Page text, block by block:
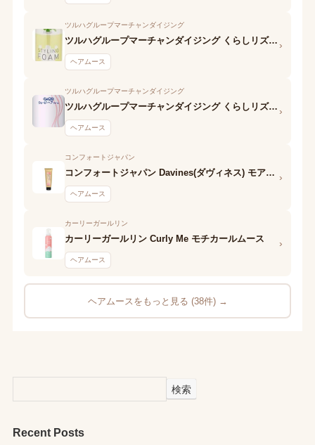
ツルハグループマーチャンダイジング
ツルハグループマーチャンダイジング くらしリズム スタイリングフォーム 泡ワックス
ヘアムース
›
ツルハグループマーチャンダイジング
ツルハグループマーチャンダイジング くらしリズム スタイリングフォーム くっきりウェーブ
ヘアムース
›
コンフォートジャパン
コンフォートジャパン Davines(ダヴィネス) モアインサイド フィオナ
ヘアムース
›
カーリーガールリン
カーリーガールリン Curly Me モチカールムース
ヘアムース
›
ヘアムースをもっと見る (38件) →
検索
Recent Posts